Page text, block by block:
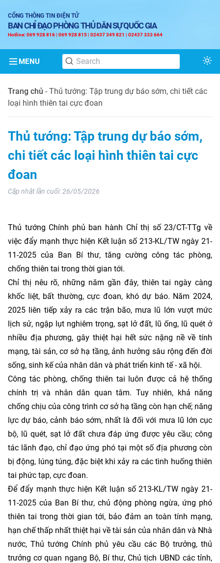
CỔNG THÔNG TIN ĐIỆN TỬ
BAN CHỈ ĐẠO PHÒNG THỦ DÂN SỰ QUỐC GIA
Hotline: 069 928 816 | 069 928 815 | 02437 349 821 | 02437 333 664
MENU
Trang chủ - Thủ tướng: Tập trung dự báo sớm, chi tiết các
loại hình thiên tai cực đoan
Thủ tướng: Tập trung dự báo sớm,
chi tiết các loại hình thiên tai cực
đoan
Cập nhật lần cuối: 26/05/2026
Thủ tướng Chính phủ ban hành Chỉ thị số 23/CT-TTg về
việc đẩy mạnh thực hiện Kết luận số 213-KL/TW ngày 21-
11-2025 của Ban Bí thư, tăng cường công tác phòng,
chống thiên tai trong thời gian tới.
Chỉ thị nêu rõ, những năm gần đây, thiên tai ngày càng
khốc liệt, bất thường, cực đoan, khó dự báo. Năm 2024,
2025 liên tiếp xảy ra các trận bão, mưa lũ lớn vượt mức
lịch sử, ngập lụt nghiêm trọng, sạt lở đất, lũ ống, lũ quét ở
nhiều địa phương, gây thiệt hại hết sức nặng nề về tính
mạng, tài sản, cơ sở hạ tầng, ảnh hưởng sâu rộng đến đời
sống, sinh kế của nhân dân và phát triển kinh tế - xã hội.
Công tác phòng, chống thiên tai luôn được cả hệ thống
chính trị và nhân dân quan tâm. Tuy nhiên, khả năng
chống chịu của công trình cơ sở hạ tầng còn hạn chế; năng
lực dự báo, cảnh báo sớm, nhất là đối với mưa lũ lớn cục
bộ, lũ quét, sạt lở đất chưa đáp ứng được yêu cầu; công
tác lãnh đạo, chỉ đạo ứng phó tại một số địa phương còn
bị động, lúng túng, đặc biệt khi xảy ra các tình huống thiên
tai phức tạp, cực đoan.
Để đẩy mạnh thực hiện Kết luận số 213-KL/TW ngày 21-
11-2025 của Ban Bí thư, chủ động phòng ngừa, ứng phó
thiên tai trong thời gian tới, bảo đảm an toàn tính mạng,
hạn chế thấp nhất thiệt hại về tài sản của nhân dân và Nhà
nước, Thủ tướng Chính phủ yêu cầu các Bộ trưởng, thủ
trưởng cơ quan ngang Bộ, Bí thư, Chủ tịch UBND các tỉnh,